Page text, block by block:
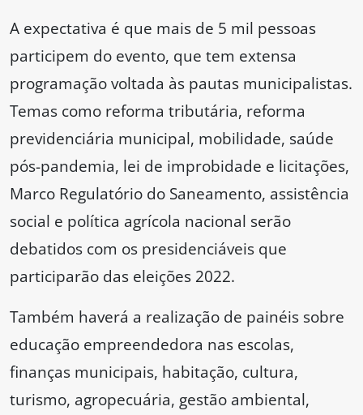
A expectativa é que mais de 5 mil pessoas
participem do evento, que tem extensa
programação voltada às pautas municipalistas.
Temas como reforma tributária, reforma
previdenciária municipal, mobilidade, saúde
pós-pandemia, lei de improbidade e licitações,
Marco Regulatório do Saneamento, assistência
social e política agrícola nacional serão
debatidos com os presidenciáveis que
participarão das eleições 2022.
Também haverá a realização de painéis sobre
educação empreendedora nas escolas,
finanças municipais, habitação, cultura,
turismo, agropecuária, gestão ambiental,